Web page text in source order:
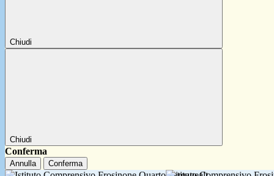
Chiudi
Chiudi
Conferma
Annulla Conferma